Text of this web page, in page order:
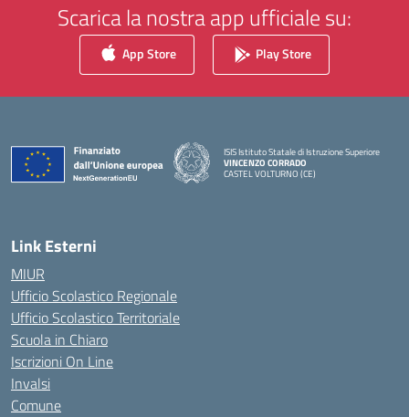
Scarica la nostra app ufficiale su:
App Store Play Store
ISIS Istituto Statale di Istruzione Superiore
VINCENZO CORRADO
CASTEL VOLTURNO (CE)
Link Esterni
MIUR
Ufficio Scolastico Regionale
Ufficio Scolastico Territoriale
Scuola in Chiaro
Iscrizioni On Line
Invalsi
Comune